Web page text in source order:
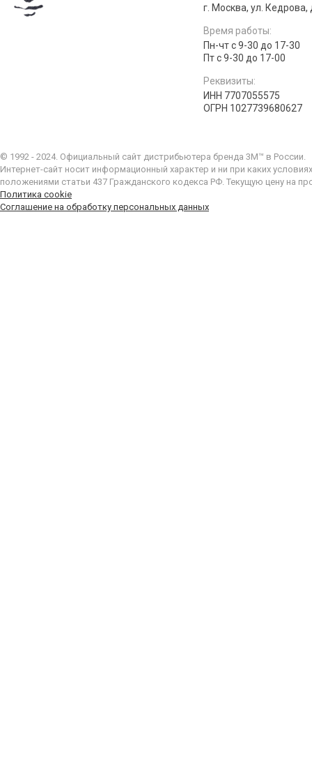
г. Москва, ул. Кедрова,
Время работы:
Пн-чт с 9-30 до 17-30
Пт с 9-30 до 17-00
Реквизиты:
ИНН 7707055575
ОГРН 1027739680627
© 1992 - 2024. Официальный сайт дистрибьютера бренда 3M™ в России.
Интернет-сайт носит информационный характер и ни при каких
положениями статьи 437 Гражданского кодекса РФ. Текущую цену на
Политика cookie
Соглашение на обработку персональных данных